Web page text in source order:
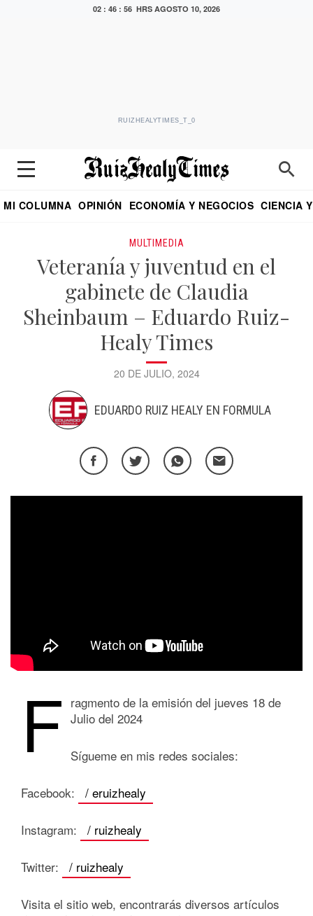
02 : 46 : 56 HRS AGOSTO 10, 2026
RUIZHEALYTIMES_T_0
MI COLUMNA OPINIÓN ECONOMÍA Y NEGOCIOS CIENCIA
MULTIMEDIA
Veteranía y juventud en el
gabinete de Claudia
Sheinbaum – Eduardo Ruiz-
Healy Times
20 DE JULIO, 2024
EDUARDO RUIZ HEALY EN FORMULA
F ragmento de la emisión del jueves 18 de
Julio del 2024
Sígueme en mis redes sociales:
Facebook: / eruizhealy
Instagram: / ruizhealy
Twitter: / ruizhealy
Visita el sitio web, encontrarás diversos artículos